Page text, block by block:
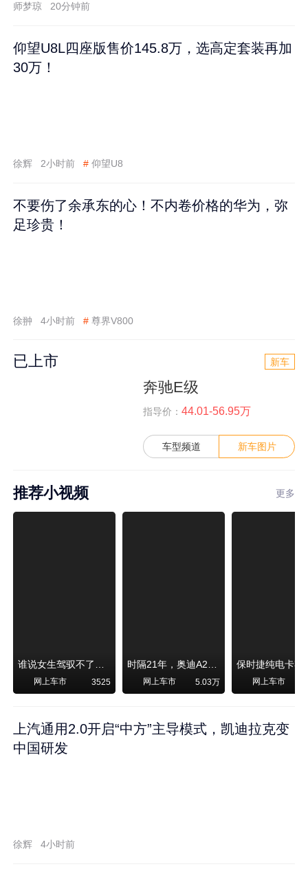
师梦琼 20分钟前
仰望U8L四座版售价145.8万，选高定套装再加
30万！
徐辉 2小时前 # 仰望U8
不要伤了余承东的心！不内卷价格的华为，弥
足珍贵！
徐翀 4小时前 # 尊界V800
已上市 新车
奔驰E级
指导价： 44.01-56.95万
车型频道 新车图片
推荐小视频 更多
谁说女生驾驭不了大SUV？看我开问界M6驰骋坝上草原！
网上车市 3525
时隔21年，奥迪A2强势归来！
网上车市 5.03万 网上车市
上汽通用2.0开启“中方”主导模式，凯迪拉克变
中国研发
徐辉 4小时前